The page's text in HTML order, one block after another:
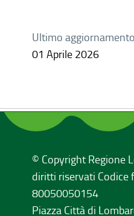
Ultimo
01 Aprile 2026
© Copyright Regione
diritti riservati Codice
80050050154
Piazza Città di